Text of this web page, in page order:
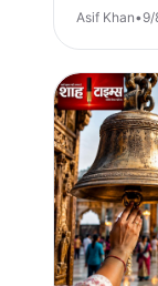
Asif Khan•9/